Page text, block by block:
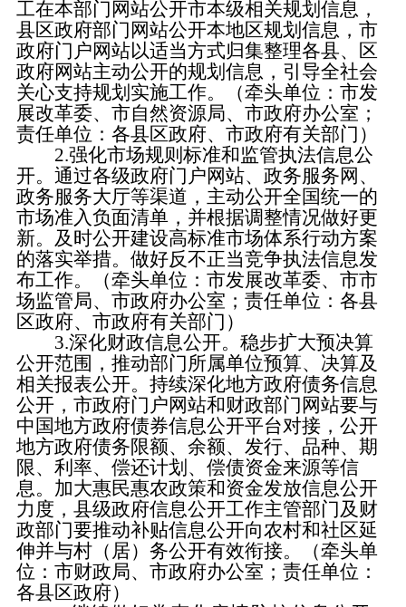
工在本部门网站公开市本级相关规划信息，
县区政府部门网站公开本地区规划信息，市
政府门户网站以适当方式归集整理各县、区
政府网站主动公开的规划信息，引导全社会
关心支持规划实施工作。（牵头单位：市发
展改革委、市自然资源局、市政府办公室；
责任单位：各县区政府、市政府有关部门）
2.强化市场规则标准和监管执法信息公
开。 通过各级政府门户网站、政务服务网、
政务服务大厅等渠道，主动公开全国统一的
市场准入负面清单，并根据调整情况做好更
新。及时公开建设高标准市场体系行动方案
的落实举措。做好反不正当竞争执法信息发
布工作。（牵头单位：市发展改革委、市市
场监管局、市政府办公室；责任单位：各县
区政府、市政府有关部门）
3.深化财政信息公开。 稳步扩大预决算
公开范围，推动部门所属单位预算、决算及
相关报表公开。持续深化地方政府债务信息
公开，市政府门户网站和财政部门网站要与
中国地方政府债券信息公开平台对接，公开
地方政府债务限额、余额、发行、品种、期
限、利率、偿还计划、偿债资金来源等信
息。加大惠民惠农政策和资金发放信息公开
力度，县级政府信息公开工作主管部门及财
政部门要推动补贴信息公开向农村和社区延
伸并与村（居）务公开有效衔接。（牵头单
位：市财政局、市政府办公室；责任单位：
各县区政府）